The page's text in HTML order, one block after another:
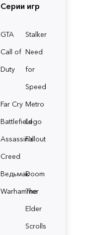
Серии игр
GTA
Stalker
Call of
Duty
Need
for
Speed
Far Cry Metro
BattlefieldLego
Assassin's
Creed
Fallout
ВедьмакDoom
Warhammer
The
Elder
Scrolls